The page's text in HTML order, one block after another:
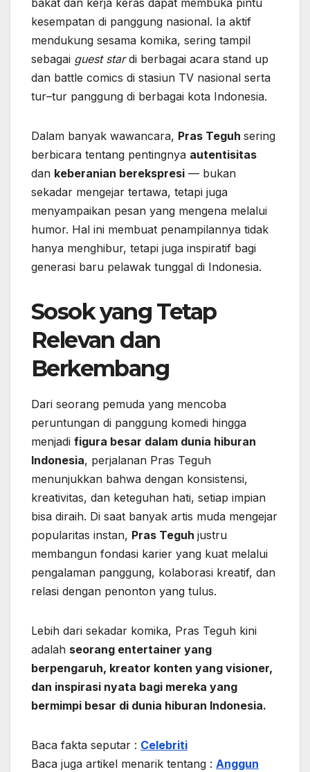
bakat dan kerja keras dapat membuka pintu
kesempatan di panggung nasional. Ia aktif
mendukung sesama komika, sering tampil
sebagai guest stardi berbagai acara stand up
dan battle comics di stasiun TV nasional serta
tur–tur panggung di berbagai kota Indonesia.
Dalam banyak wawancara, Pras Teguh sering
berbicara tentang pentingnya autentisitas
dan keberanian berekspresi — bukan
sekadar mengejar tertawa, tetapi juga
menyampaikan pesan yang mengena melalui
humor. Hal ini membuat penampilannya tidak
hanya menghibur, tetapi juga inspiratif bagi
generasi baru pelawak tunggal di Indonesia.
Sosok yang Tetap
Relevan dan
Berkembang
Dari seorang pemuda yang mencoba
peruntungan di panggung komedi hingga
menjadi figura besar dalam dunia hiburan
Indonesia, perjalanan Pras Teguh
menunjukkan bahwa dengan konsistensi,
kreativitas, dan keteguhan hati, setiap impian
bisa diraih. Di saat banyak artis muda mengejar
popularitas instan, Pras Teguh justru
membangun fondasi karier yang kuat melalui
pengalaman panggung, kolaborasi kreatif, dan
relasi dengan penonton yang tulus.
Lebih dari sekadar komika, Pras Teguh kini
adalah seorang entertainer yang
berpengaruh, kreator konten yang visioner,
dan inspirasi nyata bagi mereka yang
bermimpi besar di dunia hiburan Indonesia.
Baca fakta seputar : Celebriti
Baca juga artikel menarik tentang : Anggun